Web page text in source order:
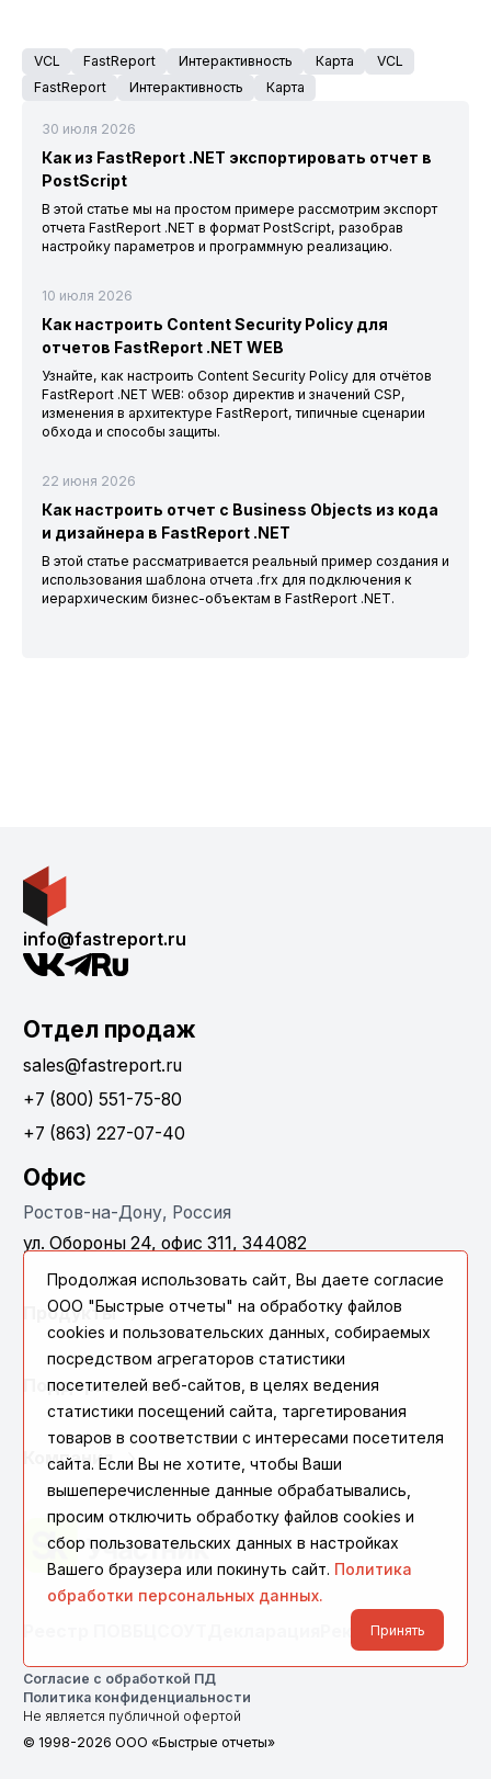
VCL FastReport Интерактивность Карта
VCL
FastReport
Интерактивность Карта
30 июля 2026
Как из FastReport .NET экспортировать отчет в
PostScript
В этой статье мы на простом примере рассмотрим экспорт
отчета FastReport .NET в формат PostScript, разобрав
настройку параметров и программную реализацию.
10 июля 2026
Как настроить Content Security Policy для
отчетов FastReport .NET WEB
Узнайте, как настроить Content Security Policy для отчётов
FastReport .NET WEB: обзор директив и значений CSP,
изменения в архитектуре FastReport, типичные сценарии
обхода и способы защиты.
22 июня 2026
Как настроить отчет с Business Objects из кода
и дизайнера в FastReport .NET
В этой статье рассматривается реальный пример создания и
использования шаблона отчета .frx для подключения к
иерархическим бизнес-объектам в FastReport .NET.
info@fastreport.ru
Отдел продаж
sales@fastreport.ru
+7 (800) 551-75-80
+7 (863) 227-07-40
Офис
Ростов-на-Дону, Россия
ул. Обороны 24, офис 311, 344082
Продукты
Поддержка
Компания
Реквизиты
Согласие с обработкой ПД
Политика конфиденциальности
Не является публичной офертой
© 1998-2026 ООО «Быстрые отчеты»
Продолжая использовать сайт, Вы даете согласие
ООО "Быстрые отчеты" на обработку файлов
cookies и пользовательских данных, собираемых
посредством агрегаторов статистики
посетителей веб-сайтов, в целях ведения
статистики посещений сайта, таргетирования
товаров в соответствии с интересами посетителя
сайта. Если Вы не хотите, чтобы Ваши
вышеперечисленные данные обрабатывались,
просим отключить обработку файлов cookies и
сбор пользовательских данных в настройках
Вашего браузера или покинуть сайт. Политика
обработки персональных данных.
Принять